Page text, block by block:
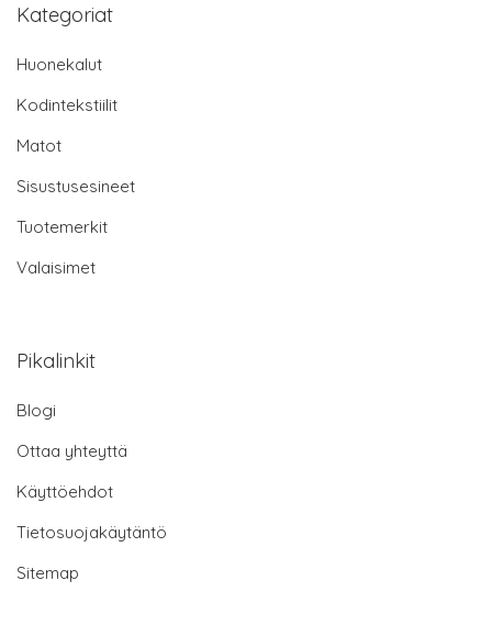
Kategoriat
Huonekalut
Kodintekstiilit
Matot
Sisustusesineet
Tuotemerkit
Valaisimet
Pikalinkit
Blogi
Ottaa yhteyttä
Käyttöehdot
Tietosuojakäytäntö
Sitemap